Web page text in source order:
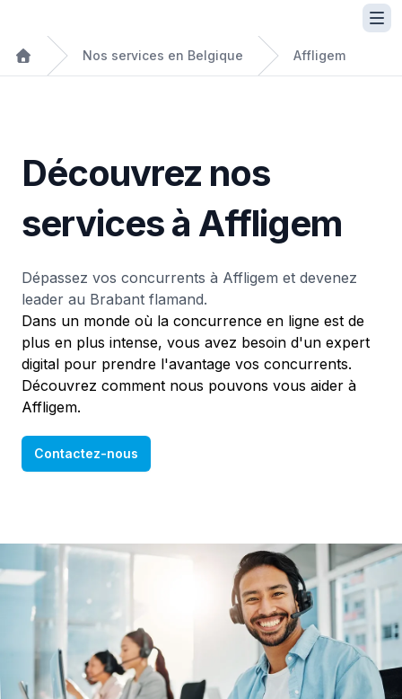
Nos services en Belgique Affligem
Découvrez nos
services à Affligem
Dépassez vos concurrents à Affligem et devenez
leader au Brabant flamand.
Dans un monde où la concurrence en ligne est de
plus en plus intense, vous avez besoin d'un expert
digital pour prendre l'avantage vos concurrents.
Découvrez comment nous pouvons vous aider à
Affligem.
Contactez-nous